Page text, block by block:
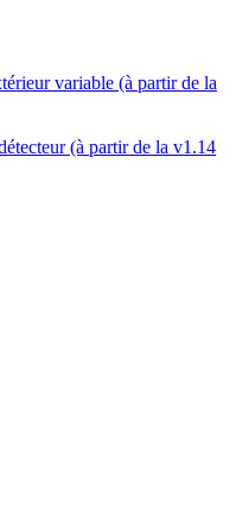
variable (à partir de la
(à partir de la v1.14